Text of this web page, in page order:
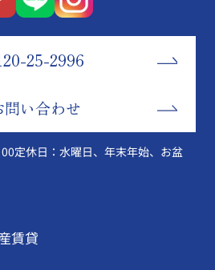
25-2996
問い合わせ
定休日：水曜日、年末年始、お盆
賃貸